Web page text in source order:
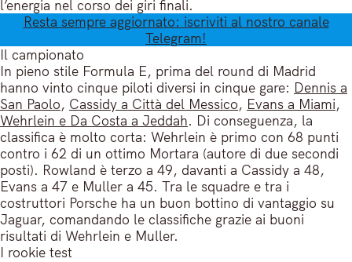
l’energia nel corso dei giri finali.
Resta sempre aggiornato: iscriviti al nostro canale
Telegram!
Il campionato
In pieno stile Formula E, prima del round di Madrid
hanno vinto cinque piloti diversi in cinque gare: Dennis a
San Paolo, Cassidy a Città del Messico, Evans a Miami,
Wehrlein e Da Costa a Jeddah. Di conseguenza, la
classifica è molto corta: Wehrlein è primo con 68 punti
contro i 62 di un ottimo Mortara (autore di due secondi
posti). Rowland è terzo a 49, davanti a Cassidy a 48,
Evans a 47 e Muller a 45. Tra le squadre e tra i
costruttori Porsche ha un buon bottino di vantaggio su
Jaguar, comandando le classifiche grazie ai buoni
risultati di Wehrlein e Muller.
I rookie test